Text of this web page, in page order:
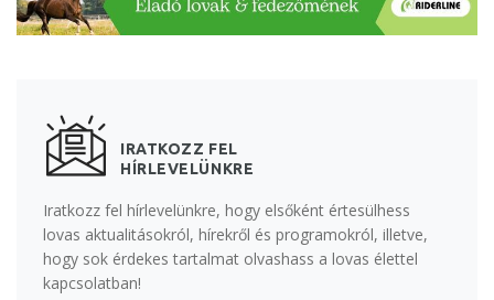
IRATKOZZ FEL
HÍRLEVELÜNKRE
Iratkozz fel hírlevelünkre, hogy elsőként értesülhess
lovas aktualitásokról, hírekről és programokról, illetve,
hogy sok érdekes tartalmat olvashass a lovas élettel
kapcsolatban!